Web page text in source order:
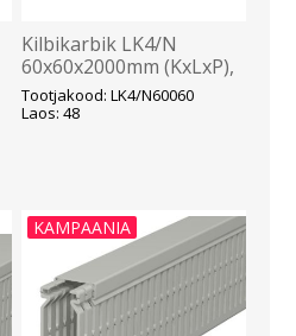
Kilbikarbik LK4/N
60x60x2000mm (KxLxP),
hall, OBO
Tootjakood: LK4/N60060
Laos: 48
KAMPAANIA